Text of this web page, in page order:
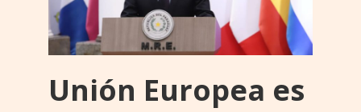
Unión Europea es